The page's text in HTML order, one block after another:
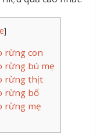
]
rừng con
rừng bú mẹ
rừng thịt
rừng bố
rừng mẹ